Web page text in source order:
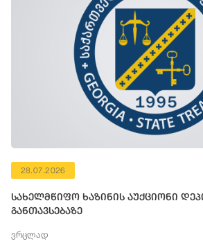
28.07.2026
სახელმწიფო ხაზინის აუქციონი
განთავსებაზე
ვრცლად